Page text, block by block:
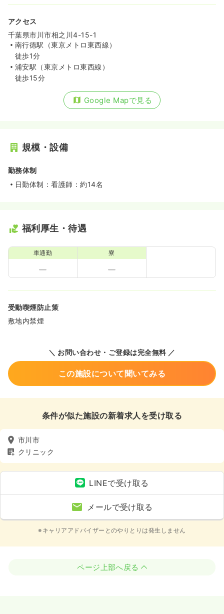
アクセス
千葉県市川市相之川4-15-1
南行徳駅（東京メトロ東西線）
徒歩1分
浦安駅（東京メトロ東西線）
徒歩15分
Google Mapで見る
規模・設備
勤務体制
日勤体制：看護師：約14名
福利厚生・待遇
車通勤 寮
受動喫煙防止策
敷地内禁煙
＼ お問い合わせ・ご登録は完全無料 ／
この施設について聞いてみる
条件が似た施設の新着求人を受け取る
市川市
クリニック
LINEで受け取る
メールで受け取る
※キャリアアドバイザーとのやりとりは発生しません
ページ上部へ戻る